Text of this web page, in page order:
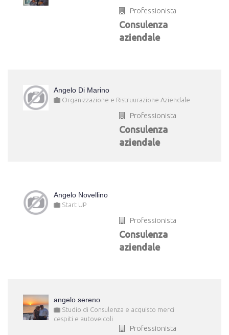
Professionista
Consulenza
aziendale
Angelo Di Marino
Organizzazione e Ristruurazione Aziendale
Professionista
Consulenza
aziendale
Angelo Novellino
Start UP
Professionista
Consulenza
aziendale
angelo sereno
Studio di Consulenza e acquisto merci
cespiti e autoveicoli
Professionista